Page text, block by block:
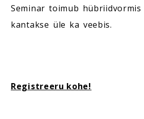
Seminar toimub hübriidvormis
kantakse üle ka veebis.
Registreeru kohe!